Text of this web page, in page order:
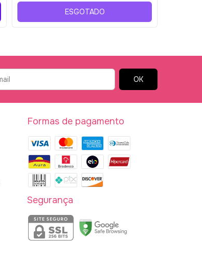
ESGOTADO
Formas de pagamento
Segurança